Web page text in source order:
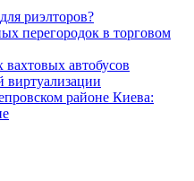
риэлторов?
перегородок в торговом
автобусов
виртуализации
районе Киева: